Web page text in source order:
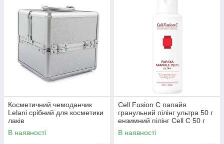
Косметичний чемоданчик
Lelani срібний для косметики
лаків
В наявності
Cell Fusion C папайя
гранульний пілінг ультра 50 г
ензимний пілінг Cell C 50 г
В наявності